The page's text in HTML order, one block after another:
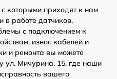
которыми приходят к нам
в работе датчиков,
с подключением к
износ кабелей и
и ремонта вы можете
ул. Мичурина, 15, где наши
вашего